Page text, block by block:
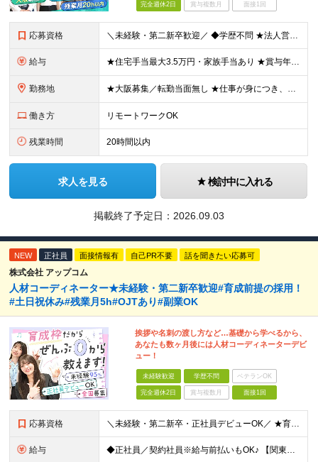
完全週休2日 賞与複数月 面接1回
応募資格 ＼未経験・第二新卒歓迎／ ◆学歴不問 ★法人営業未経験、IT業界未経験の方が多数活躍しています！ 「安定した環境で長く働きたい」 「過度なノルマから解放されたい」 「プライベートの時間も大切にしたい
給与 ★住宅手当最大3.5万円・家族手当あり ★賞与年2回（業績次第では決算賞与支給あり） 【想定年収400万円～】 ◆月給245,500円～347,200円（一律手当を含む）＋各種手当＋賞与年2回（業績
勤務地 ★大阪募集／転勤当面無し ★仕事が身につき、任せられるようになったタイミングからテレワーク業務も可能！ ★直行直帰OK・帰社義務なし 大阪営業所：大阪府大阪市中央区南船場2-2-6 加賀ビル5F
働き方 リモートワークOK
残業時間 20時間以内
求人を見る 検討中に入れる
掲載終了予定日： 2026.09.03
NEW 正社員 面接情報有 自己PR不要 話を聞きたい応募可
株式会社 アップコム
人材コーディネーター★未経験・第二新卒歓迎#育成前提の採用！
#土日祝休み#残業月5h#OJTあり#副業OK
挨拶や名刺の渡し方など…基礎から学べるから、
あなたも数ヶ月後には人材コーディネーターデビ
ュー！
未経験歓迎 学歴不問 ベテランOK
完全週休2日 賞与複数月 面接1回
応募資格 ＼未経験・第二新卒・正社員デビューOK／ ★育成前提の採用を実施中！ ■経歴・ブランク不問 ■学歴不問 ≪≪特別なスキルや経験は必要なし！≫≫ 当社では人柄重視の採用を実施しています。 働く先輩社員
給与 ◆正社員／契約社員※給与前払いもOK♪ 【関東（一都三県）】 月給25万円～ ※固定残業代（月20時間分／月3万2383円）を含む。超過分は別途支給。 ※試用期間中の給与は月給23万円～ 【関東（北